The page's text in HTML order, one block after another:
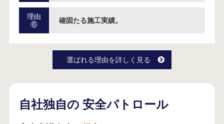
理由
⑥
確固たる施工実績。
選ばれる理由を詳しく見る
自社独自の 安全パトロール